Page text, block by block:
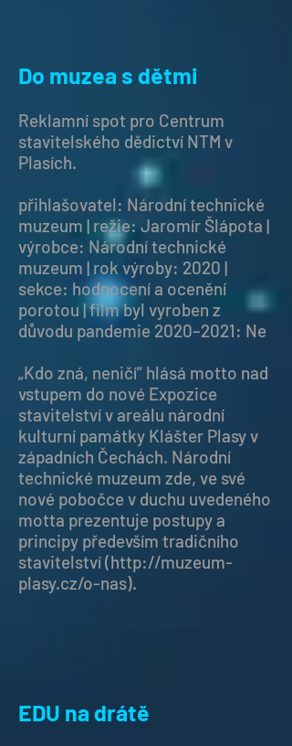
Do muzea s dětmi
Reklamní spot pro Centrum
stavitelského dědictví NTM v
Plasích.
přihlašovatel: Národní technické
muzeum | režie: Jaromír Šlápota |
výrobce: Národní technické
muzeum | rok výroby: 2020 |
sekce: hodnocení a ocenění
porotou | film byl vyroben z
důvodu pandemie 2020–2021: Ne
„Kdo zná, neničí“ hlásá motto nad
vstupem do nové Expozice
stavitelství v areálu národní
kulturní památky Klášter Plasy v
západních Čechách. Národní
technické muzeum zde, ve své
nové pobočce v duchu uvedeného
motta prezentuje postupy a
principy především tradičního
stavitelství (http://muzeum-
plasy.cz/o-nas).
EDU na drátě